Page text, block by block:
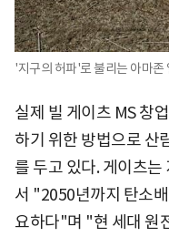
'지구의 허파'로 불리는 아마존
실제 빌 게이츠 MS 창
하기 위한 방법으로 산
를 두고 있다. 게이츠는
서 "2050년까지 탄소
요하다"며 "현 세대 원